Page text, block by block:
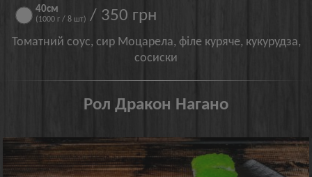
40см
(1000 г / 8 шт) / 350 грн
Томатний соус, сир Моцарела, філе куряче, кукурудза,
сосиски
Рол Дракон Нагано